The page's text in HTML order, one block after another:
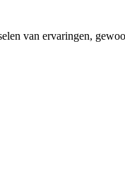
van ervaringen,